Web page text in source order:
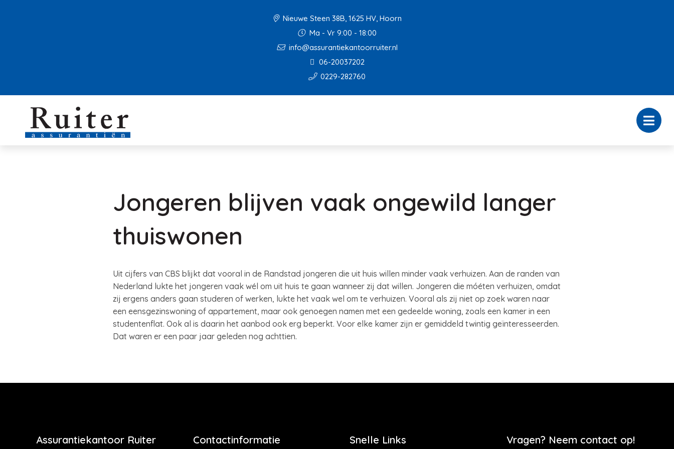
Nieuwe Steen 38B, 1625 HV, Hoorn
Ma - Vr 9:00 - 18:00
info@assurantiekantoorruiter.nl
06-20037202
0229-282760
Jongeren blijven vaak ongewild langer
thuiswonen
Uit cijfers van CBS blijkt dat vooral in de Randstad jongeren die uit huis willen minder vaak verhuizen. Aan de randen van
Nederland lukte het jongeren vaak wél om uit huis te gaan wanneer zij dat willen. Jongeren die móéten verhuizen, omdat
zij ergens anders gaan studeren of werken, lukte het vaak wel om te verhuizen. Vooral als zij niet op zoek waren naar
een eensgezinswoning of appartement, maar ook genoegen namen met een gedeelde woning, zoals een kamer in een
studentenflat. Ook al is daarin het aanbod ook erg beperkt. Voor elke kamer zijn er gemiddeld twintig geïnteresseerden.
Dat waren er een paar jaar geleden nog achttien.
Assurantiekantoor Ruiter Contactinformatie Snelle Links Vragen? Neem contact op!